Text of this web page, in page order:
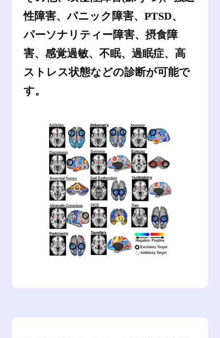
性障害、パニック障害、PTSD、
パーソナリティー障害、摂食障
害、感覚過敏、不眠、過眠症、高
ストレス状態などの診断が可能で
す。